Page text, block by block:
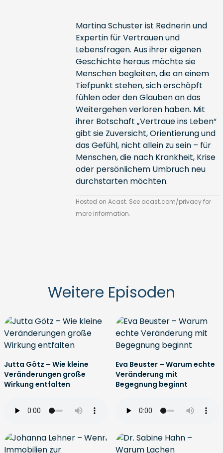
Martina Schuster ist Rednerin und
Expertin für Vertrauen und
Lebensfragen. Aus ihrer eigenen
Geschichte heraus möchte sie
Menschen begleiten, die an einem
Tiefpunkt stehen, sich erschöpft
fühlen oder den Glauben an das
Weitergehen verloren haben. Mit
ihrer Botschaft „Vertraue ins Leben“
gibt sie Zuversicht, Orientierung und
das Gefühl, nicht allein zu sein – für
Menschen, die nach Krankheit, Krise
oder persönlichem Umbruch neu
durchstarten möchten.
Hosted on Acast. See acast.com/privacyfor
more information.
Weitere Episoden
Jutta Götz – Wie kleine
Veränderungen große
Wirkung entfalten
Eva Beuster – Warum echte
Veränderung mit
Begegnung beginnt